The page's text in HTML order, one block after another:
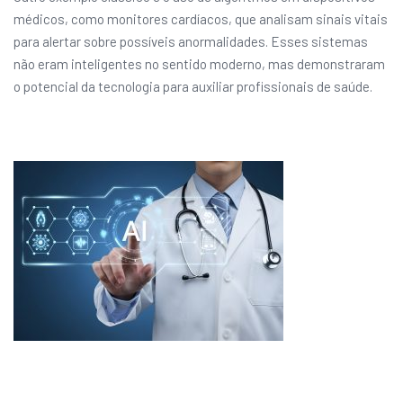
médicos, como monitores cardíacos, que analisam sinais vitais
para alertar sobre possíveis anormalidades. Esses sistemas
não eram inteligentes no sentido moderno, mas demonstraram
o potencial da tecnologia para auxiliar profissionais de saúde.